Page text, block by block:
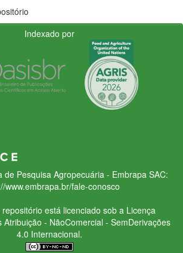
Indexado por
de Pesquisa Agropecuária - Embrapa SAC:
www.embrapa.br/fale-conosco
está licenciado sob a Licença
Atribuição - NãoComercial - SemDerivações
4.0 Internacional.